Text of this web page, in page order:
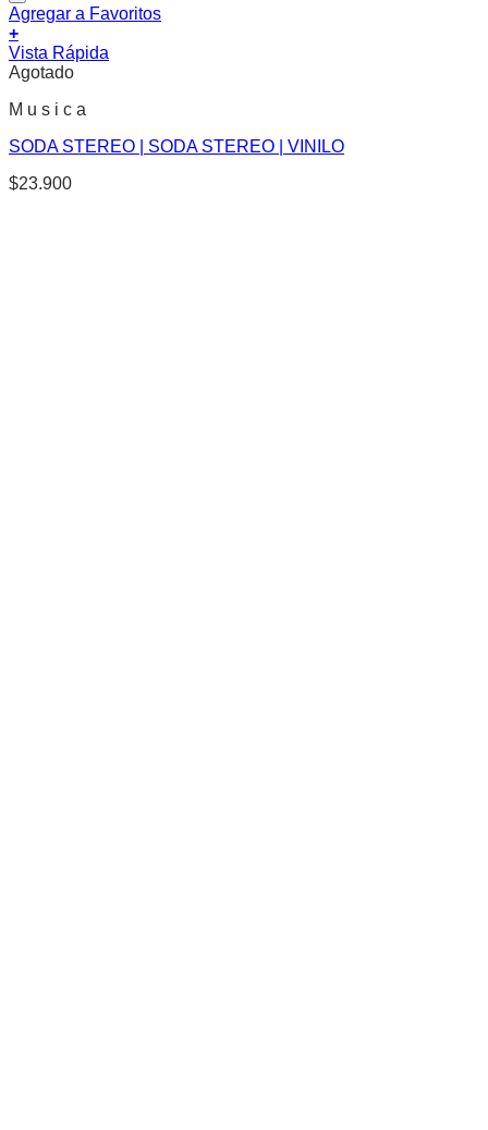
Agregar a Favoritos
+
Vista Rápida
Agotado
M u s i c a
SODA STEREO | SODA STEREO | VINILO
$23.900